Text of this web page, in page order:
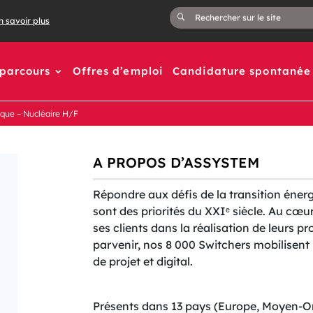
savoir plus
Offres d’emploi Candidature spontanée
– Nucléaire H/F
A PROPOS D’ASSYSTEM
Répondre aux défis de la transition
sont des priorités du XXIᵉ siècle. Au
ses clients dans la réalisation de leurs
parvenir, nos 8 000 Switchers
de projet et digital.
Présents dans 13 pays (Europe, Moyen-